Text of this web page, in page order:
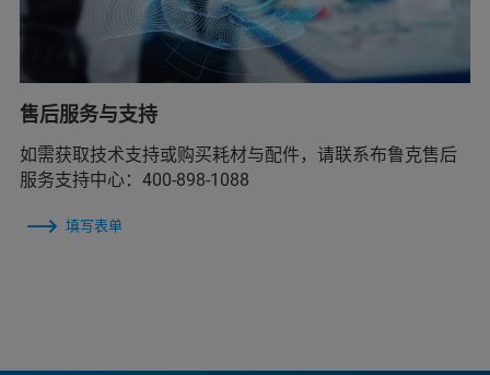
售后服务与支持
如需获取技术支持或购买耗材与配件，请联系布鲁克售后
服务支持中心：400-898-1088
填写表单